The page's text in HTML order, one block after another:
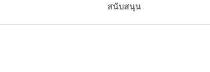
สนับสนุน